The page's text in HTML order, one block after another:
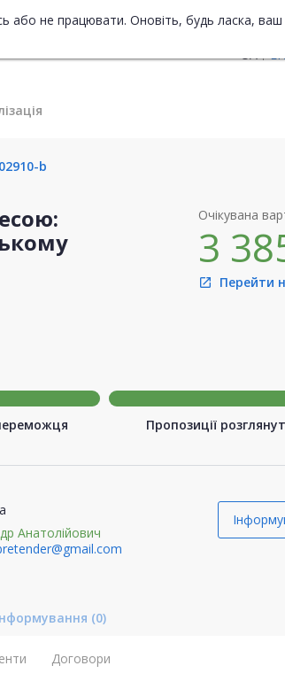
або не працювати. Оновіть, будь ласка,
UA
b
Очікувана
3
open_in_new Перейти
Пропозиції
Анатолійович
(0)
Договори